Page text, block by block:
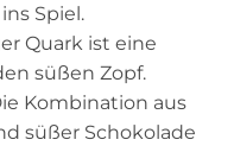
Spiel.
Quark ist eine
süßen Zopf.
Kombination aus
süßer Schokolade